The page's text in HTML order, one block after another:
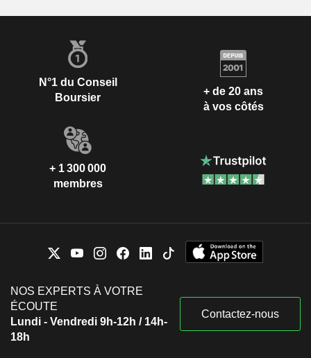
N°1 du Conseil
Boursier
+ de 20 ans
à vos côtés
+ 1 300 000
membres
NOS EXPERTS À VOTRE
ÉCOUTE
Lundi - Vendredi 9h-12h / 14h-
18h
Contactez-nous